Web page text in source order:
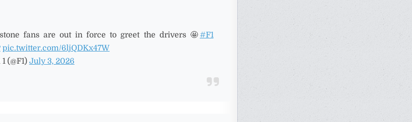
fans are out in force to greet the drivers 🤩 #F1
pic.twitter.com/6ljQDKx47W
(@F1) July 3, 2026